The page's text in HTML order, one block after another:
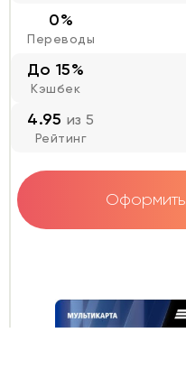
0%
Переводы
До 15%
Кэшбек
4.95 из 5
Рейтинг
Оформить